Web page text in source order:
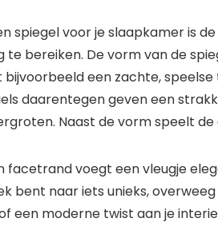
spiegel voor je slaapkamer is
bereiken. De vorm van de
een zachte,
daarentegen geven een
Naast de vorm speelt
facetrand voegt een vleugje
bent naar iets unieks,
een moderne twist aan je